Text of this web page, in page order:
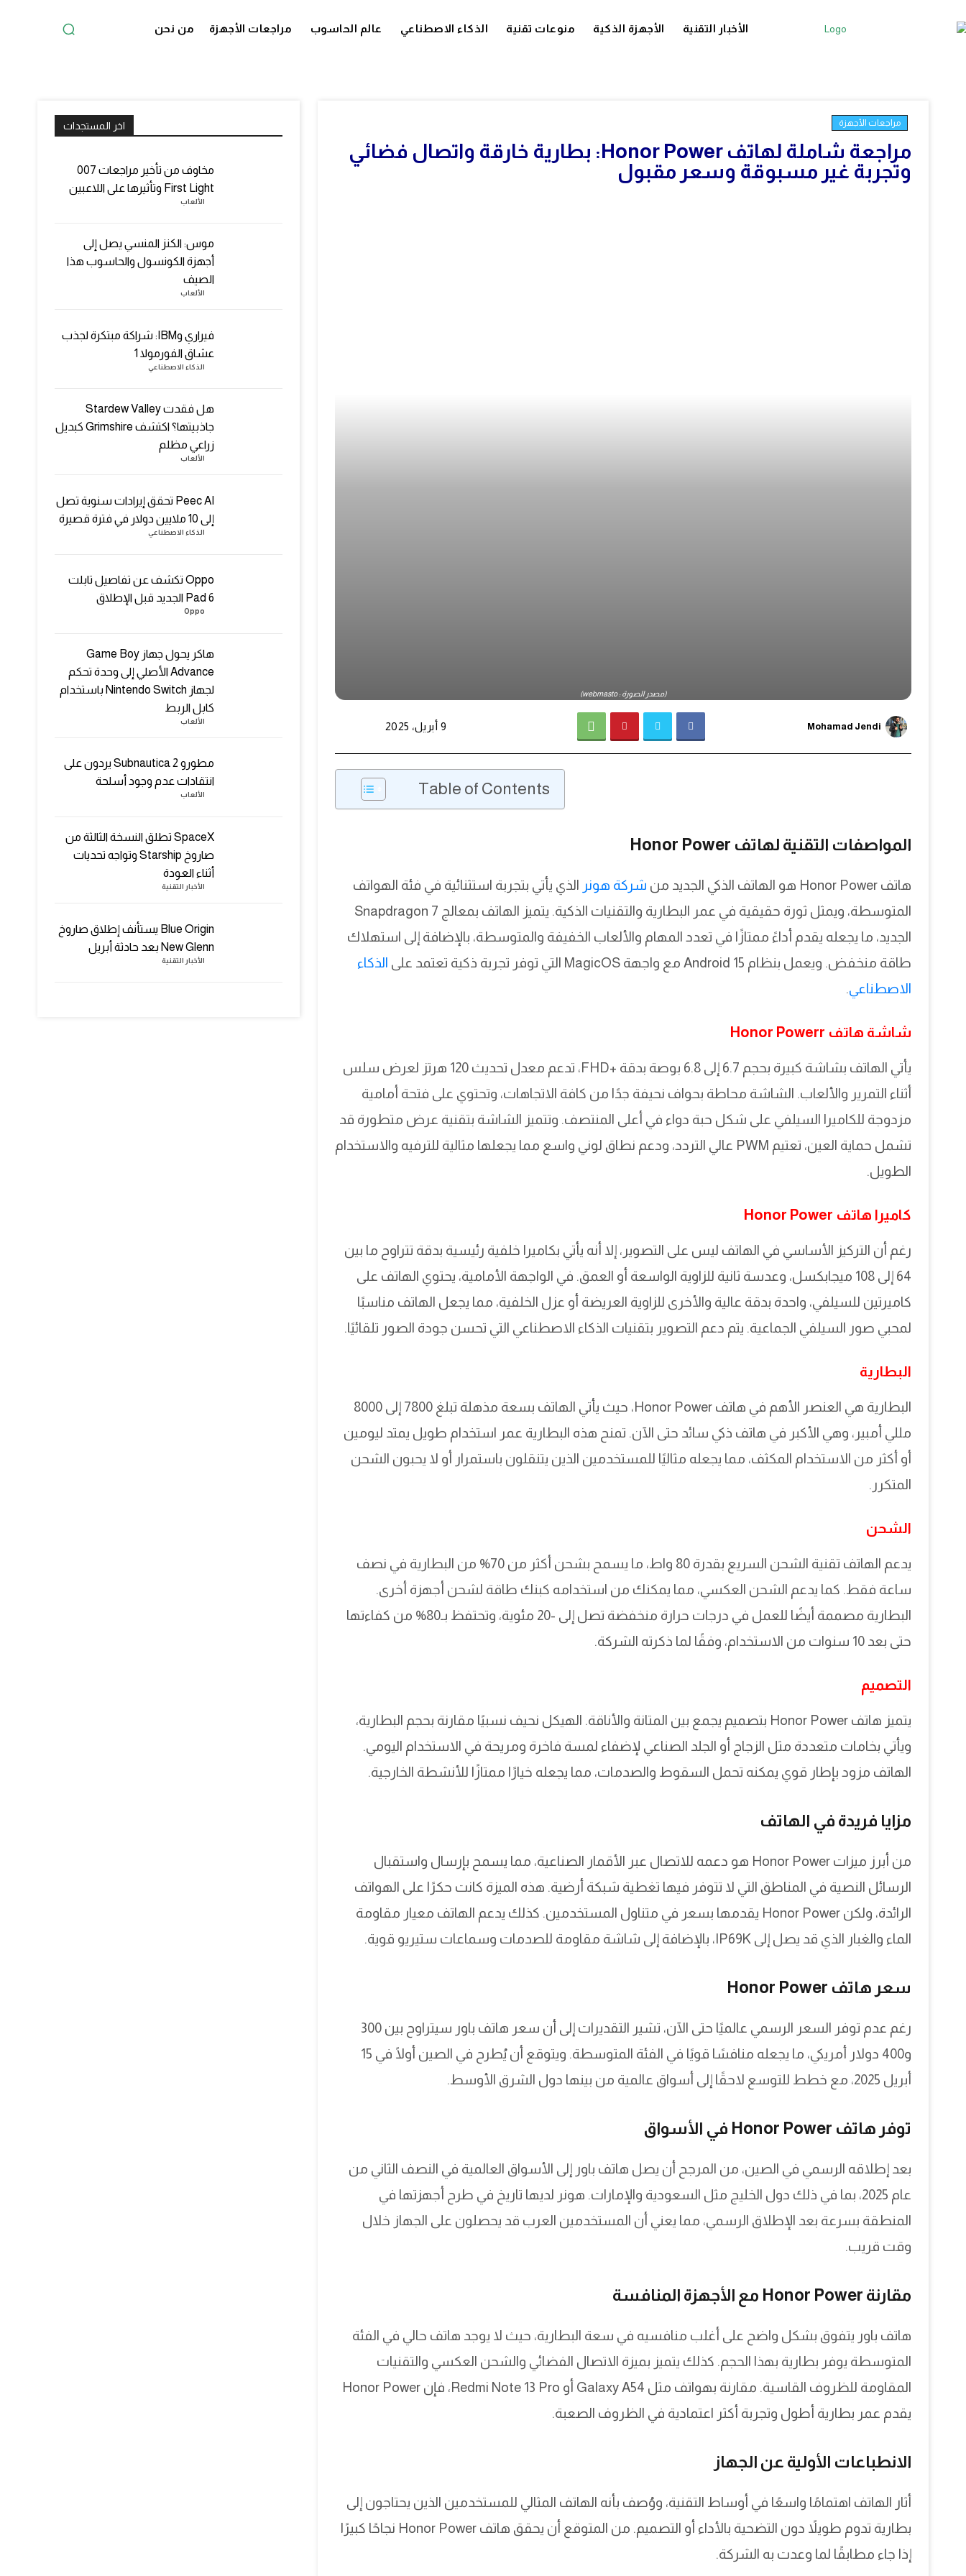
الأخبار التقنية الأجهزة الذكية منوعات تقنية الذكاء الاصطناعي عالم الحاسوب مراجعات الأجهزة من نحن
مراجعات الأجهزة
مراجعة شاملة لهاتف Honor Power: بطارية خارقة واتصال فضائي
وتجربة غير مسبوقة وسعر مقبول
(مصدر الصورة : webmasto)
Mohamad Jendi 9 أبريل، 2025
Table of Contents
المواصفات التقنية لهاتف Honor Power
هاتف Honor Power هو الهاتف الذكي الجديد من شركة هونر
الذي يأتي بتجربة استثنائية في فئة الهواتف
المتوسطة، ويمثل ثورة حقيقية في عمر البطارية والتقنيات الذكية. يتميز الهاتف بمعالج Snapdragon 7
الجديد، ما يجعله يقدم أداءً ممتازًا في تعدد المهام والألعاب الخفيفة والمتوسطة، بالإضافة إلى استهلاك
طاقة منخفض. ويعمل بنظام Android 15 مع واجهة MagicOS التي توفر تجربة ذكية تعتمد على
الذكاء
الاصطناعي.
شاشة هاتف Honor Powerr
يأتي الهاتف بشاشة كبيرة بحجم 6.7 إلى 6.8 بوصة بدقة +FHD، تدعم معدل تحديث 120 هرتز لعرض سلس
أثناء التمرير والألعاب. الشاشة محاطة بحواف نحيفة جدًا من كافة الاتجاهات، وتحتوي على فتحة أمامية
مزدوجة للكاميرا السيلفي على شكل حبة دواء في أعلى المنتصف. وتتميز الشاشة بتقنية عرض متطورة قد
تشمل حماية العين، تعتيم PWM عالي التردد، ودعم نطاق لوني واسع مما يجعلها مثالية للترفيه والاستخدام
الطويل.
كاميرا هاتف Honor Power
رغم أن التركيز الأساسي في الهاتف ليس على التصوير، إلا أنه يأتي بكاميرا خلفية رئيسية بدقة تتراوح ما بين
64 إلى 108 ميجابكسل، وعدسة ثانية للزاوية الواسعة أو العمق. في الواجهة الأمامية، يحتوي الهاتف على
كاميرتين للسيلفي، واحدة بدقة عالية والأخرى للزاوية العريضة أو عزل الخلفية، مما يجعل الهاتف مناسبًا
لمحبي صور السيلفي الجماعية. يتم دعم التصوير بتقنيات الذكاء الاصطناعي التي تحسن جودة الصور تلقائيًا.
البطارية
البطارية هي العنصر الأهم في هاتف Honor Power، حيث يأتي الهاتف بسعة مذهلة تبلغ 7800 إلى 8000
مللي أمبير، وهي الأكبر في هاتف ذكي سائد حتى الآن. تمنح هذه البطارية عمر استخدام طويل يمتد ليومين
أو أكثر من الاستخدام المكثف، مما يجعله مثاليًا للمستخدمين الذين يتنقلون باستمرار أو لا يحبون الشحن
المتكرر.
الشحن
يدعم الهاتف تقنية الشحن السريع بقدرة 80 واط، ما يسمح بشحن أكثر من 70% من البطارية في نصف
ساعة فقط. كما يدعم الشحن العكسي، مما يمكنك من استخدامه كبنك طاقة لشحن أجهزة أخرى.
البطارية مصممة أيضًا للعمل في درجات حرارة منخفضة تصل إلى -20 مئوية، وتحتفظ بـ80% من كفاءتها
حتى بعد 10 سنوات من الاستخدام، وفقًا لما ذكرته الشركة.
التصميم
يتميز هاتف Honor Power بتصميم يجمع بين المتانة والأناقة. الهيكل نحيف نسبيًا مقارنة بحجم البطارية،
ويأتي بخامات متعددة مثل الزجاج أو الجلد الصناعي لإضفاء لمسة فاخرة ومريحة في الاستخدام اليومي.
الهاتف مزود بإطار قوي يمكنه تحمل السقوط والصدمات، مما يجعله خيارًا ممتازًا للأنشطة الخارجية.
مزايا فريدة في الهاتف
من أبرز ميزات Honor Power هو دعمه للاتصال عبر الأقمار الصناعية، مما يسمح بإرسال واستقبال
الرسائل النصية في المناطق التي لا تتوفر فيها تغطية شبكة أرضية. هذه الميزة كانت حكرًا على الهواتف
الرائدة، ولكن Honor Power يقدمها بسعر في متناول المستخدمين. كذلك يدعم الهاتف معيار مقاومة
الماء والغبار الذي قد يصل إلى IP69K، بالإضافة إلى شاشة مقاومة للصدمات وسماعات ستيريو قوية.
سعر هاتف Honor Power
رغم عدم توفر السعر الرسمي عالميًا حتى الآن، تشير التقديرات إلى أن سعر هاتف باور سيتراوح بين 300
و400 دولار أمريكي، ما يجعله منافسًا قويًا في الفئة المتوسطة. ويتوقع أن يُطرح في الصين أولًا في 15
أبريل 2025، مع خطط للتوسع لاحقًا إلى أسواق عالمية من بينها دول الشرق الأوسط.
توفر هاتف Honor Power في الأسواق
بعد إطلاقه الرسمي في الصين، من المرجح أن يصل هاتف باور إلى الأسواق العالمية في النصف الثاني من
عام 2025، بما في ذلك دول الخليج مثل السعودية والإمارات. هونر لديها تاريخ في طرح أجهزتها في
المنطقة بسرعة بعد الإطلاق الرسمي، مما يعني أن المستخدمين العرب قد يحصلون على الجهاز خلال
وقت قريب.
مقارنة Honor Power مع الأجهزة المنافسة
هاتف باور يتفوق بشكل واضح على أغلب منافسيه في سعة البطارية، حيث لا يوجد هاتف حالي في الفئة
المتوسطة يوفر بطارية بهذا الحجم. كذلك يتميز بميزة الاتصال الفضائي والشحن العكسي والتقنيات
المقاومة للظروف القاسية. مقارنة بهواتف مثل Galaxy A54 أو Redmi Note 13 Pro، فإن Honor Power
يقدم عمر بطارية أطول وتجربة أكثر اعتمادية في الظروف الصعبة.
الانطباعات الأولية عن الجهاز
أثار الهاتف اهتمامًا واسعًا في أوساط التقنية، ووُصف بأنه الهاتف المثالي للمستخدمين الذين يحتاجون إلى
بطارية تدوم طويلاً دون التضحية بالأداء أو التصميم. من المتوقع أن يحقق هاتف Honor Power نجاحًا كبيرًا
إذا جاء مطابقًا لما وعدت به الشركة.
اخر المستجدات
مخاوف من تأخير مراجعات 007
First Light وتأثيرها على اللاعبين
الألعاب
موس: الكنز المنسي يصل إلى
أجهزة الكونسول والحاسوب هذا
الصيف
الألعاب
فيراري وIBM: شراكة مبتكرة لجذب
عشاق الفورمولا 1
الذكاء الاصطناعي
هل فقدت Stardew Valley
جاذبيتها؟ اكتشف Grimshire كبديل
زراعي مظلم
الألعاب
Peec AI تحقق إيرادات سنوية تصل
إلى 10 ملايين دولار في فترة قصيرة
الذكاء الاصطناعي
Oppo تكشف عن تفاصيل تابلت
Pad 6 الجديد قبل الإطلاق
Oppo
هاكر يحول جهاز Game Boy
Advance الأصلي إلى وحدة تحكم
لجهاز Nintendo Switch باستخدام
كابل الربط
الألعاب
مطورو Subnautica 2 يردون على
انتقادات عدم وجود أسلحة
الألعاب
SpaceX تطلق النسخة الثالثة من
صاروخ Starship وتواجه تحديات
أثناء العودة
الأخبار التقنية
Blue Origin يستأنف إطلاق صاروخ
New Glenn بعد حادثة أبريل
الأخبار التقنية